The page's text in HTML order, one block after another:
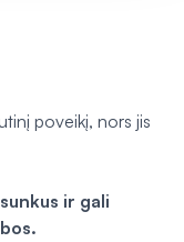
poveikį, nors jis
ir gali